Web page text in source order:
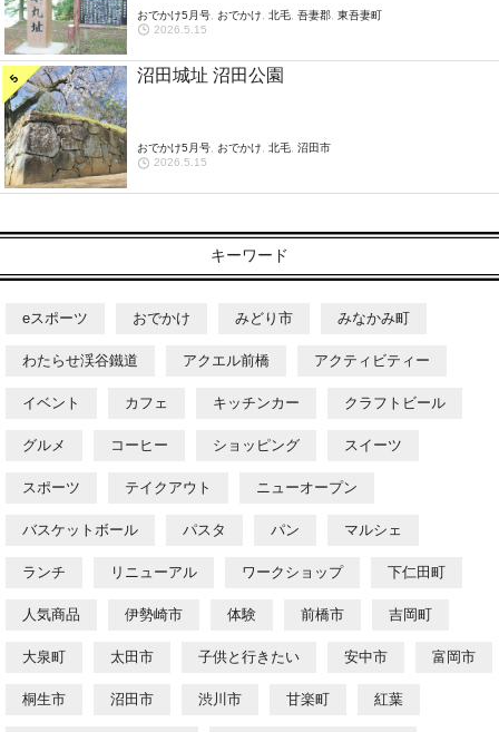
おでかけ5月号, おでかけ 北毛, 吾妻郡, 東吾妻町
2026.5.15
沼田城址 沼田公園
おでかけ5月号, おでかけ, 北毛, 沼田市
2026.5.15
キーワード
eスポーツ おでかけ みどり市 みなかみ町
わたらせ渓谷鐵道 アクエル前橋 アクティビティー
イベント カフェ キッチンカー クラフトビール
グルメ コーヒー ショッピング スイーツ
スポーツ テイクアウト ニューオープン
バスケットボール パスタ パン マルシェ
ランチ リニューアル ワークショップ 下仁田町
人気商品 伊勢崎市 体験 前橋市 吉岡町
大泉町 太田市 子供と行きたい 安中市 富岡市
桐生市 沼田市 渋川市 甘楽町 紅葉